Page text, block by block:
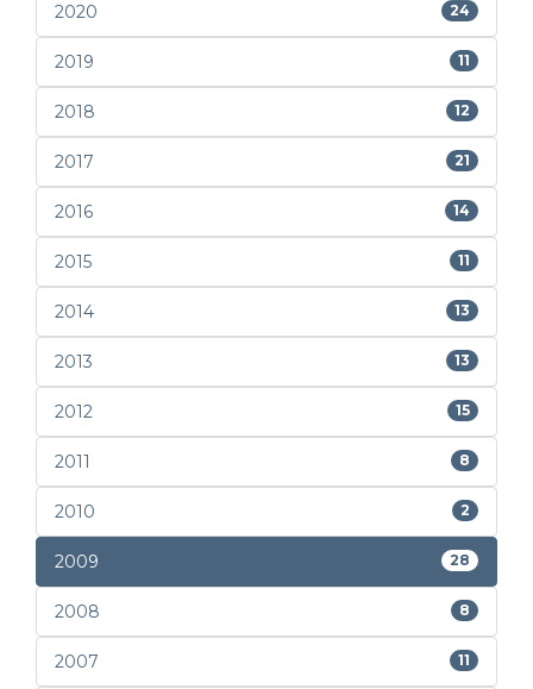
2020 24
2019 11
2018 12
2017 21
2016 14
2015 11
2014 13
2013 13
2012 15
2011 8
2010 2
2009 28
2008 8
2007 11